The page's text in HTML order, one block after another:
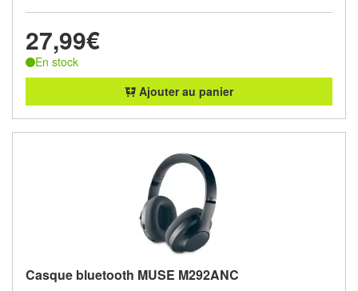
27,99€
En stock
Ajouter au panier
Casque bluetooth MUSE M292ANC